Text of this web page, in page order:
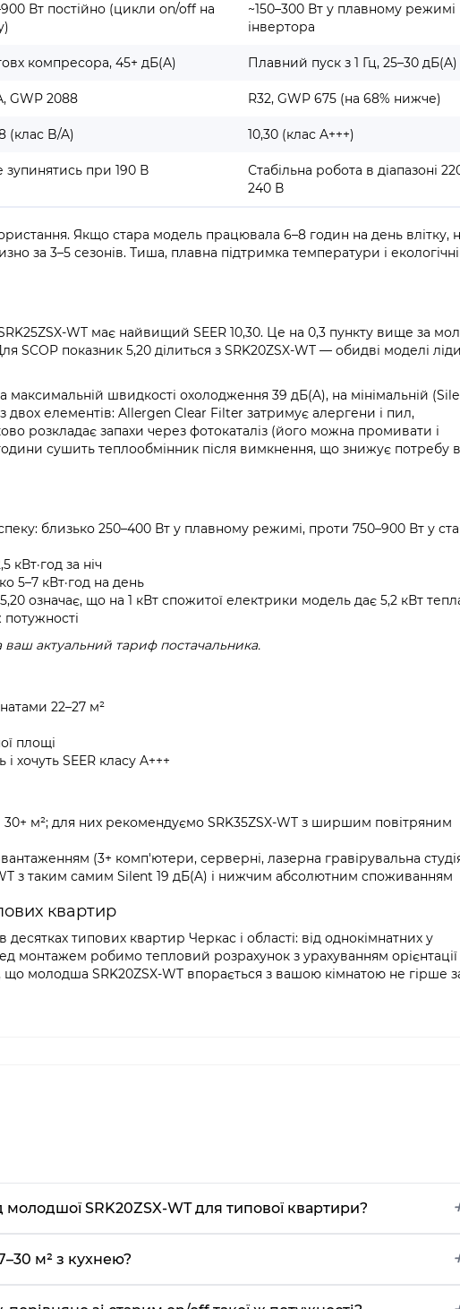
Вт постійно (цикли on/off на
~150–300 Вт у плавному режимі
інвертора
компресора, 45+ дБ(A) Плавний пуск з 1 Гц, 25–30 дБ(A)
GWP 2088 R32, GWP 675 (на 68% нижче)
(клас B/A) 10,30 (клас A+++)
при 190 В
Стабільна робота в діапазоні
240 В
Якщо стара модель працювала 6–8 годин на день влітку,
за 3–5 сезонів. Тиша, плавна підтримка температури і
WT має найвищий SEER 10,30. Це на 0,3 пункту вище за
SCOP показник 5,20 ділиться з SRK20ZSX-WT — обидві моделі
швидкості охолодження 39 дБ(A), на мінімальній
двох елементів: Allergen Clear Filter затримує алергени і пил,
розкладає запахи через фотокаталіз (його можна промивати і
сушить теплообмінник після вимкнення, що знижує потребу в
близько 250–400 Вт у плавному режимі, проти 750–900 Вт у
кВт·год за ніч
5–7 кВт·год на день
означає, що на 1 кВт спожитої електрики модель дає 5,2 кВт
актуальний тариф постачальника.
22–27 м²
площі
хочуть SEER класу A+++
30+ м²; для них рекомендуємо SRK35ZSX-WT з ширшим повітряним
(3+ комп'ютери, серверні, лазерна гравірувальна
WT з таким самим Silent 19 дБ(A) і нижчим абсолютним споживанням
квартир
типових квартир Черкас і області: від однокімнатних у
монтажем робимо тепловий розрахунок з урахуванням орієнтації
що молодша SRK20ZSX-WT впорається з вашою кімнатою не гірше
молодшої SRK20ZSX-WT для типової квартири?
м² з кухнею?